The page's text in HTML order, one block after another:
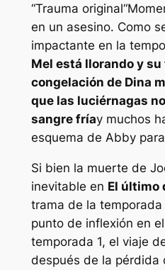
“Trauma original
en un asesino. Como
impactante en la
Mel está llorando y
congelación de Dina
que las luciérnagas
sangre fríay muchos
esquema de Abby
Si bien la muerte de
inevitable en El último
trama de la
punto de inflexión en
temporada 1, el viaje
después de la pérdida